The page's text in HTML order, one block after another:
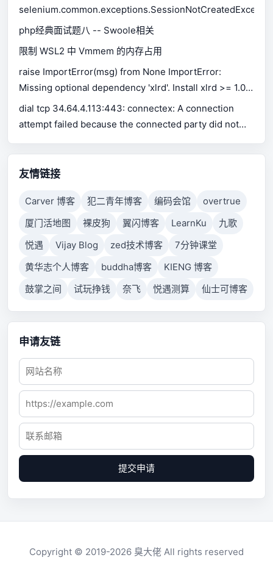
php经典面试题八 -- Swoole相关
限制 WSL2 中 Vmmem 的内存占用
raise ImportError(msg) from None ImportError:
Missing optional dependency 'xlrd'. Install xlrd >= 1.0.0
for Excel support Use pip or conda to install xlrd.
dial tcp 34.64.4.113:443: connectex: A connection
attempt failed because the connected party did not
connection failed because connected host has failed
to respond.
友情链接
Carver 博客 犯二青年博客 编码会馆
overtrue
厦门活地图
裸皮狗 翼闪博客 LearnKu
九歌
悦遇
Vijay Blog zed技术博客
7分钟课堂
黄华志个人博客
buddha博客
KIENG 博客
鼓掌之间
试玩挣钱 奈飞 悦遇测算 仙士可博客
申请友链
提交申请
Copyright © 2019-2026 臭大佬 All rights reserved